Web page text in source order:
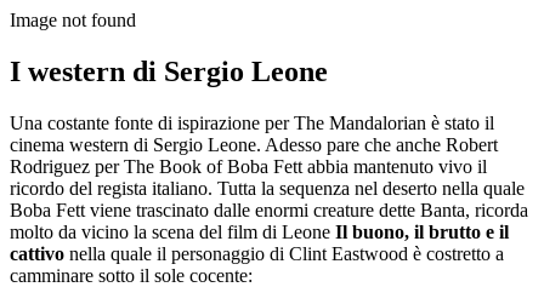
Image not found
I western di Sergio Leone
Una costante fonte di ispirazione per The Mandalorian è stato il
cinema western di Sergio Leone. Adesso pare che anche Robert
Rodriguez per The Book of Boba Fett abbia mantenuto vivo il
ricordo del regista italiano. Tutta la sequenza nel deserto nella quale
Boba Fett viene trascinato dalle enormi creature dette Banta, ricorda
molto da vicino la scena del film di Leone Il buono, il brutto e il
cattivo nella quale il personaggio di Clint Eastwood è costretto a
camminare sotto il sole cocente: